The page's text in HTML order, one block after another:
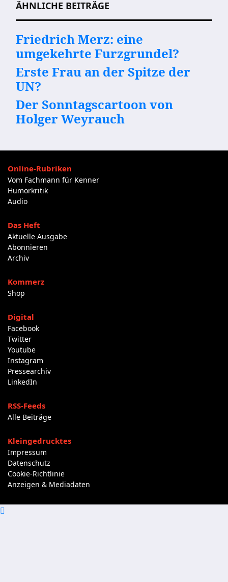
ÄHNLICHE BEITRÄGE
Friedrich Merz: eine
umgekehrte Furzgrundel?
Erste Frau an der Spitze der
UN?
Der Sonntagscartoon von
Holger Weyrauch
Online-Rubriken
Vom Fachmann für Kenner
Humorkritik
Audio
Das Heft
Aktuelle Ausgabe
Abonnieren
Archiv
Kommerz
Shop
Digital
Facebook
Twitter
Youtube
Instagram
Pressearchiv
LinkedIn
RSS-Feeds
Alle Beiträge
Kleingedrucktes
Impressum
Datenschutz
Cookie-Richtlinie
Anzeigen & Mediadaten